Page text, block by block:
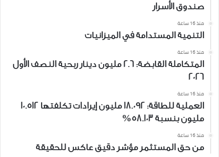
صندوق الأسرار
منذ 16 ساعة
التنمية المستدامة في الميزانيات
منذ 16 ساعة
المتكاملة القابضة: 2.6 مليون دينار ربحية النصف الأول
2026
منذ 16 ساعة
العملية للطاقة: 18.092 مليون إيرادات تكلفتها 10.512
مليون بنسبة 58.103%
منذ 16 ساعة
من حق المستثمر مؤشر دقيق عاكس للحقيقة